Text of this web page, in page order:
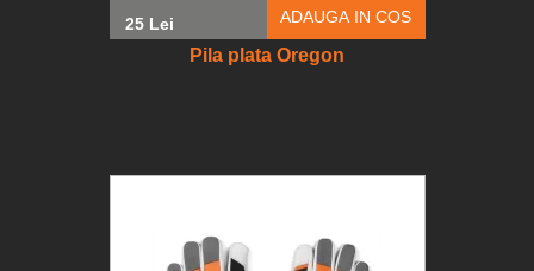
25 Lei ADAUGA IN COS
Pila plata Oregon